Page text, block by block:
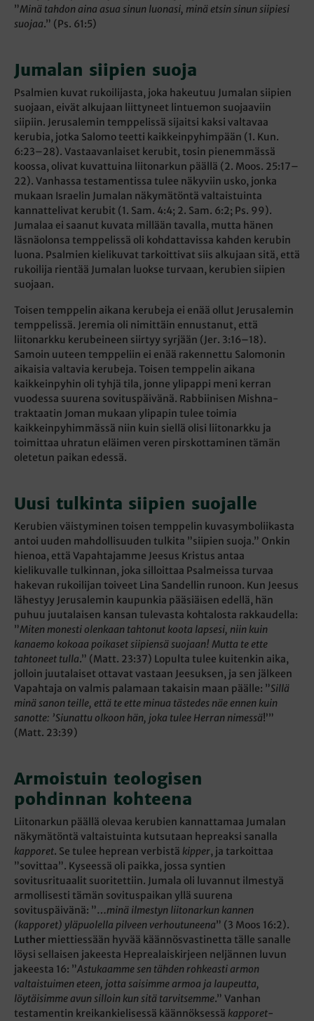
”Minä tahdon aina asua sinun luonasi, minä etsin sinun siipiesi
suojaa.” (Ps. 61:5)
Jumalan siipien suoja
Psalmien kuvat rukoilijasta, joka hakeutuu Jumalan siipien
suojaan, eivät alkujaan liittyneet lintuemon suojaaviin
siipiin. Jerusalemin temppelissä sijaitsi kaksi valtavaa
kerubia, jotka Salomo teetti kaikkeinpyhimpään (1. Kun.
6:23–28). Vastaavanlaiset kerubit, tosin pienemmässä
koossa, olivat kuvattuina liitonarkun päällä (2. Moos. 25:17–
22). Vanhassa testamentissa tulee näkyviin usko, jonka
mukaan Israelin Jumalan näkymätöntä valtaistuinta
kannattelivat kerubit (1. Sam. 4:4; 2. Sam. 6:2; Ps. 99).
Jumalaa ei saanut kuvata millään tavalla, mutta hänen
läsnäolonsa temppelissä oli kohdattavissa kahden kerubin
luona. Psalmien kielikuvat tarkoittivat siis alkujaan sitä, että
rukoilija rientää Jumalan luokse turvaan, kerubien siipien
suojaan.
Toisen temppelin aikana kerubeja ei enää ollut Jerusalemin
temppelissä. Jeremia oli nimittäin ennustanut, että
liitonarkku kerubeineen siirtyy syrjään (Jer. 3:16–18).
Samoin uuteen temppeliin ei enää rakennettu Salomonin
aikaisia valtavia kerubeja. Toisen temppelin aikana
kaikkeinpyhin oli tyhjä tila, jonne ylipappi meni kerran
vuodessa suurena sovituspäivänä. Rabbiinisen Mishna-
traktaatin Joman mukaan ylipapin tulee toimia
kaikkeinpyhimmässä niin kuin siellä olisi liitonarkku ja
toimittaa uhratun eläimen veren pirskottaminen tämän
oletetun paikan edessä.
Uusi tulkinta siipien suojalle
Kerubien väistyminen toisen temppelin kuvasymboliikasta
antoi uuden mahdollisuuden tulkita ”siipien suoja.” Onkin
hienoa, että Vapahtajamme Jeesus Kristus antaa
kielikuvalle tulkinnan, joka silloittaa Psalmeissa turvaa
hakevan rukoilijan toiveet Lina Sandellin runoon. Kun Jeesus
lähestyy Jerusalemin kaupunkia pääsiäisen edellä, hän
puhuu juutalaisen kansan tulevasta kohtalosta rakkaudella:
”Miten monesti olenkaan tahtonut koota lapsesi, niin kuin
kanaemo kokoaa poikaset siipiensä suojaan! Mutta te ette
tahtoneet tulla.” (Matt. 23:37) Lopulta tulee kuitenkin aika,
jolloin juutalaiset ottavat vastaan Jeesuksen, ja sen jälkeen
Vapahtaja on valmis palamaan takaisin maan päälle: ”Sillä
minä sanon teille, että te ette minua tästedes näe ennen kuin
sanotte: ’Siunattu olkoon hän, joka tulee Herran nimessä!’”
(Matt. 23:39)
Armoistuin teologisen
pohdinnan kohteena
Liitonarkun päällä olevaa kerubien kannattamaa Jumalan
näkymätöntä valtaistuinta kutsutaan hepreaksi sanalla
kapporet. Se tulee heprean verbistä kipper, ja tarkoittaa
”sovittaa”. Kyseessä oli paikka, jossa syntien
sovitusrituaalit suoritettiin. Jumala oli luvannut ilmestyä
armollisesti tämän sovituspaikan yllä suurena
sovituspäivänä: ”…minä ilmestyn liitonarkun kannen
(kapporet) yläpuolella pilveen verhoutuneena” (3 Moos 16:2).
Luther miettiessään hyvää käännösvastinetta tälle sanalle
löysi sellaisen jakeesta Heprealaiskirjeen neljännen luvun
jakeesta 16: ”Astukaamme sen tähden rohkeasti armon
valtaistuimen eteen, jotta saisimme armoa ja laupeutta,
löytäisimme avun silloin kun sitä tarvitsemme.” Vanhan
testamentin kreikankielisessä käännöksessä kapporet-